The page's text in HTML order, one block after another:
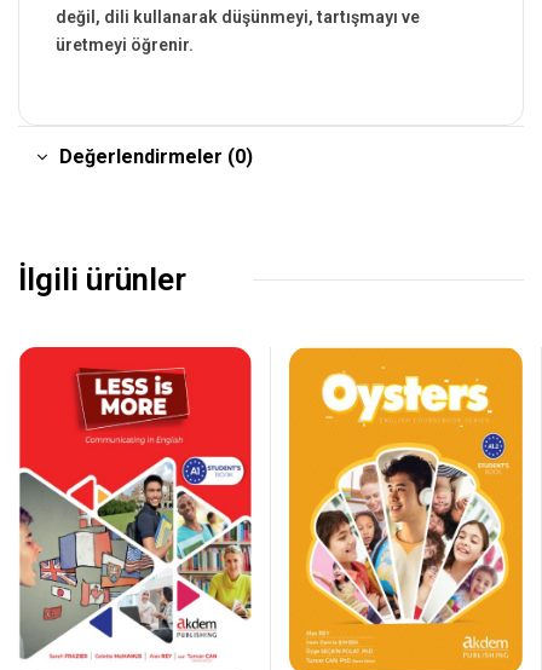
değil, dili kullanarak düşünmeyi, tartışmayı ve
üretmeyi öğrenir.
Değerlendirmeler (0)
İlgili ürünler